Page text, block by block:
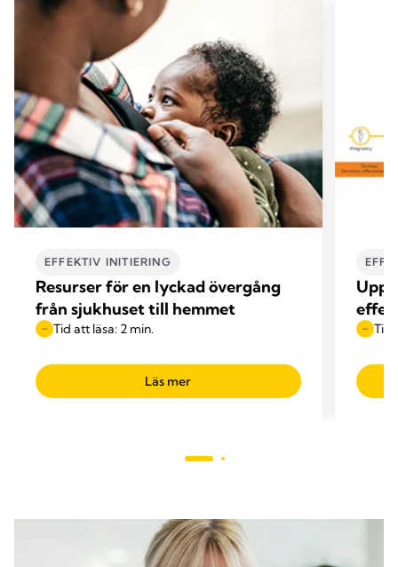
EFFEKTIV INITIERING
Resurser för en lyckad övergång
från sjukhuset till hemmet
Tid att läsa: 2 min.
Läs mer
Tid